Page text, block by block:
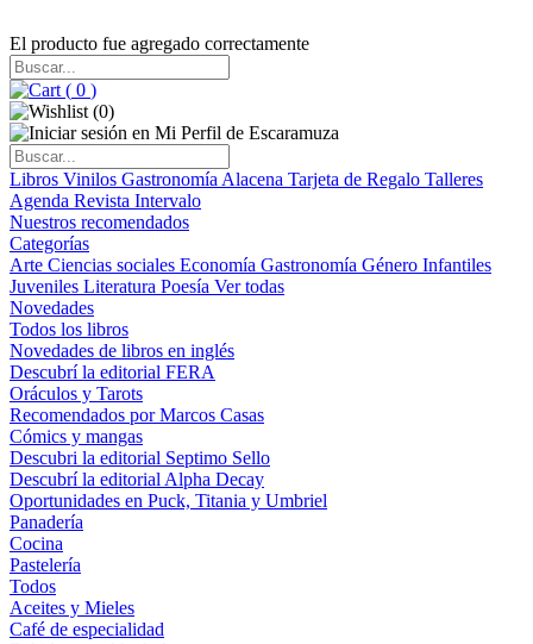
El producto fue agregado correctamente
( 0 )
(0)
Libros Vinilos Gastronomía Alacena Tarjeta de Regalo Talleres
Agenda Revista Intervalo
Nuestros recomendados
Categorías
Arte Ciencias sociales Economía Gastronomía Género Infantiles
Juveniles Literatura Poesía Ver todas
Novedades
Todos los libros
Novedades de libros en inglés
Descubrí la editorial FERA
Oráculos y Tarots
Recomendados por Marcos Casas
Cómics y mangas
Descubri la editorial Septimo Sello
Descubrí la editorial Alpha Decay
Oportunidades en Puck, Titania y Umbriel
Panadería
Cocina
Pastelería
Todos
Aceites y Mieles
Café de especialidad